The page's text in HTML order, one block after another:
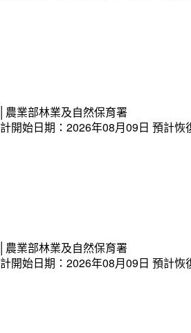
農業部林業及自然保育署
開始日期：2026年08月09日 預計
農業部林業及自然保育署
開始日期：2026年08月09日 預計